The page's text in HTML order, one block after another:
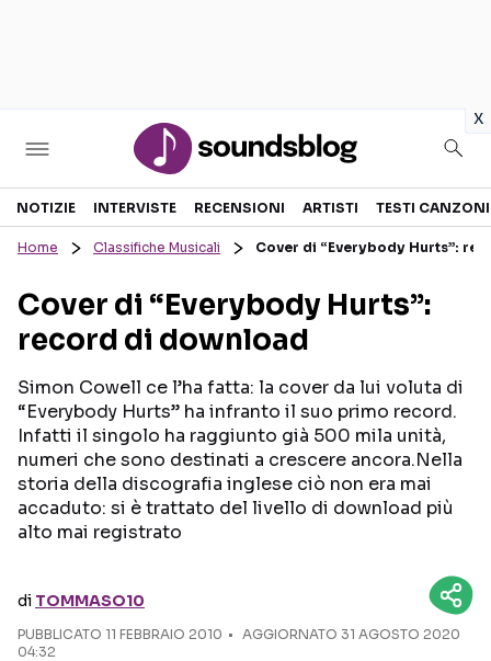
x
Sezioni
RECENSIONI MUSICALI
INTERVISTE
GOSSIP E CURIOSITÀ
TESTI CANZONI
TOUR ED EVENTI
TALENT SHOW
Seguici sui social
NOTIZIE INTERVISTE RECENSIONI ARTISTI TESTI CANZONI
Home Classifiche Musicali Cover di “Everybody Hurts”:
Cover di “Everybody Hurts”:
record di download
Simon Cowell ce l’ha fatta: la cover da lui voluta di
“Everybody Hurts” ha infranto il suo primo record.
Infatti il singolo ha raggiunto già 500 mila unità,
numeri che sono destinati a crescere ancora.Nella
storia della discografia inglese ciò non era mai
accaduto: si è trattato del livello di download più
alto mai registrato
di TOMMASO10
PUBBLICATO 11 FEBBRAIO 2010
AGGIORNATO 31 AGOSTO 2020
04:32